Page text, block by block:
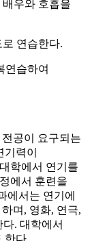
우와 호흡을
연습한다.
연습하여
공이 요구되는
력이
학에서 연기를
에서 훈련을
에서는 연기에
며, 영화, 연극,
. 대학에서
한다.